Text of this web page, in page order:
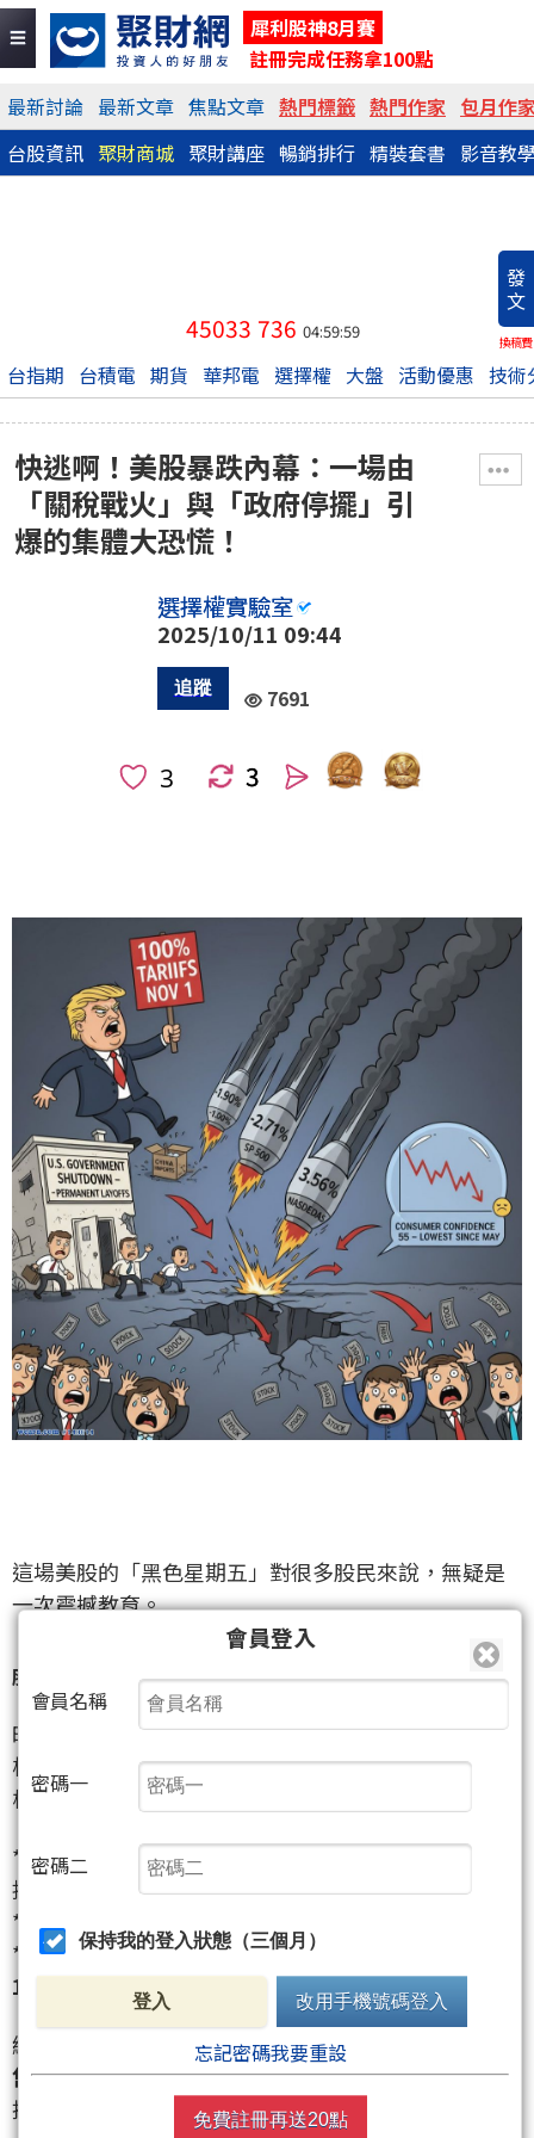
犀利股神8月賽
註冊完成任務拿100點
最新討論 最新文章 焦點文章 熱門標籤 熱門作家 包月作
台股資訊 聚財商城 聚財講座 暢銷排行 精裝套書 影音教
發
文
換稿費
45033 736 04:59:59
台指期 台積電 期貨 華邦電 選擇權 大盤 活動優惠 技術
快逃啊！美股暴跌內幕：一場由
「關稅戰火」與「政府停擺」引
爆的集體大恐慌！
選擇權實驗室
2025/10/11 09:44
7691
3
這場美股的「黑色星期五」對很多股民來說，無疑是
一次震撼教育。
股民必看：美股驚天大崩跌！一夕之間，發生了什麼事？
昨天的美股市場，簡直像遭遇了超級颱風。道瓊斯、
標普500、納斯達克這三大主要指數，全都像溜滑梯一
樣大跌。
* 跌最慘的是「納斯達克」：暴跌了3.56%，代表科
技股受到的衝擊最大。
*
標普500也慘重：
*
道瓊斯工業指數：雖然相對跌幅較小，但也掉了
1.90%，超過八百點。
總結來說，這不是小跌，而是一次「集體恐慌性拋
售」。投資人看到風頭不對，紛紛把手上的股票賣
掉，想把資金抽出來，尋找更安全的地方。
會員登入
會員名稱
密碼一
密碼二
保持我的登入狀態（三個月）
登入 改用手機號碼登入
忘記密碼我要重設
免費註冊再送20點